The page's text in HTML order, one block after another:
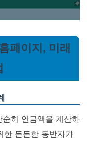
페이지, 미래
히 연금액을 계산하
한 든든한 동반자가